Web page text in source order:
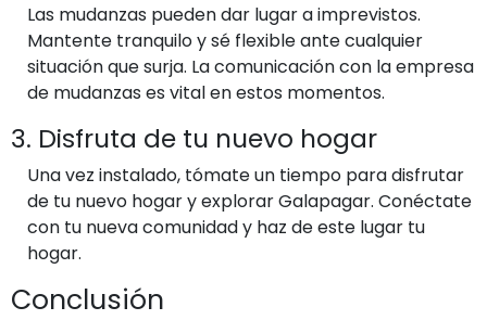
Las mudanzas pueden dar lugar a imprevistos.
Mantente tranquilo y sé flexible ante cualquier
situación que surja. La comunicación con la empresa
de mudanzas es vital en estos momentos.
3. Disfruta de tu nuevo hogar
Una vez instalado, tómate un tiempo para disfrutar
de tu nuevo hogar y explorar Galapagar. Conéctate
con tu nueva comunidad y haz de este lugar tu
hogar.
Conclusión